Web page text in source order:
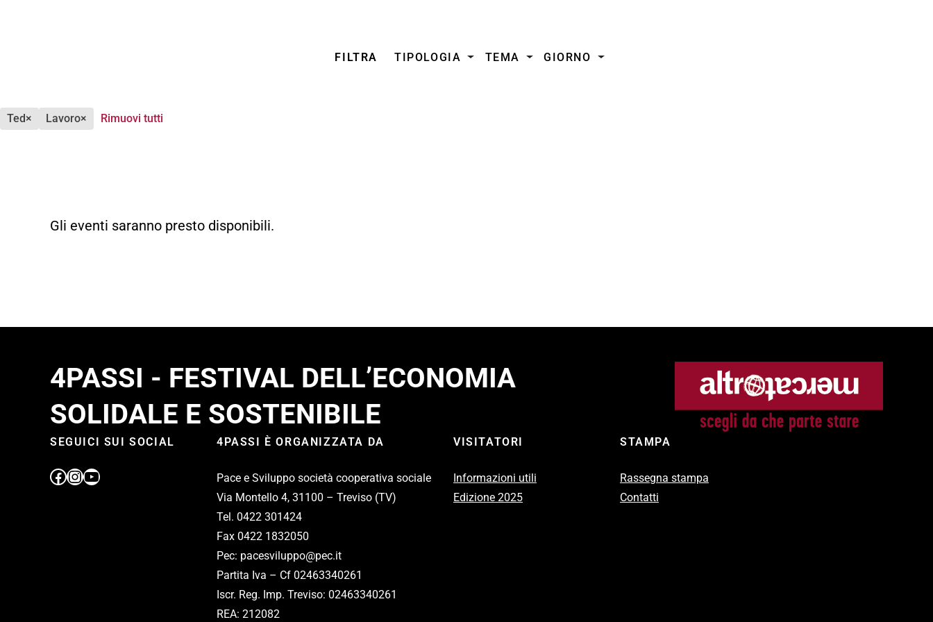
FILTRA TIPOLOGIA TEMA GIORNO
ted× lavoro× Rimuovi tutti
Gli eventi saranno presto disponibili.
4PASSI - FESTIVAL DELL’ECONOMIA
SOLIDALE E SOSTENIBILE
SEGUICI SUI SOCIAL 4PASSI È ORGANIZZATA DA
Pace e Sviluppo società cooperativa sociale
Via Montello 4, 31100 – Treviso (TV)
Tel. 0422 301424
Fax 0422 1832050
Pec: pacesviluppo@pec.it
Partita Iva – Cf 02463340261
Iscr. Reg. Imp. Treviso: 02463340261
REA: 212082
VISITATORI
Informazioni utili
Edizione 2025
STAMPA
Rassegna stampa
Contatti